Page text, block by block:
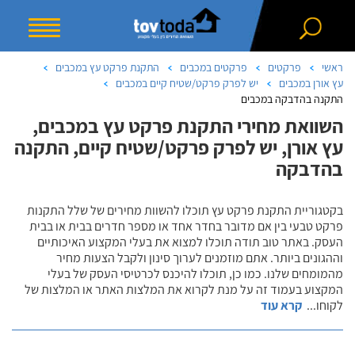
ראשי פרקטים פרקטים במכבים
התקנת פרקט עץ במכבים
עץ אורן במכבים
יש לפרק פרקט/שטיח קיים במכבים
התקנה בהדבקה במכבים
השוואת מחירי התקנת פרקט עץ במכבים,
עץ אורן, יש לפרק פרקט/שטיח קיים, התקנה
בהדבקה
בקטגוריית התקנת פרקט עץ תוכלו להשוות מחירים של שלל התקנות
פרקט טבעי בין אם מדובר בחדר אחד או מספר חדרים בבית או בבית
העסק. באתר טוב תודה תוכלו למצוא את בעלי המקצוע האיכותיים
וההגונים ביותר. אתם מוזמנים לערוך סינון ולקבל הצעות מחיר
מהמומחים שלנו. כמו כן, תוכלו להיכנס לכרטיסי העסק של בעלי
המקצוע בעמוד זה על מנת לקרוא את המלצות האתר או המלצות של
לקוחו... קרא עוד